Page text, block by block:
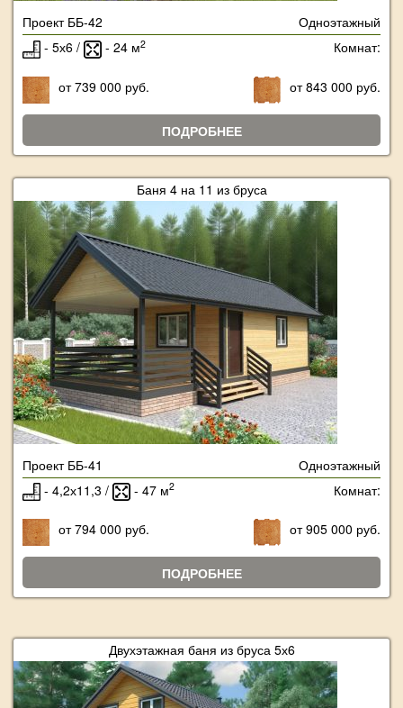
Проект ББ-42
Одноэтажный
- 5х6 /
- 24 м2 Комнат:
от 739 000 руб. от 843 000 руб.
ПОДРОБНЕЕ
Баня 4 на 11 из бруса
Проект ББ-41
Одноэтажный
- 4,2х11,3 /
- 47 м2 Комнат:
от 794 000 руб. от 905 000 руб.
ПОДРОБНЕЕ
Двухэтажная баня из бруса 5х6